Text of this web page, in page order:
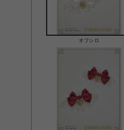
オフシロ